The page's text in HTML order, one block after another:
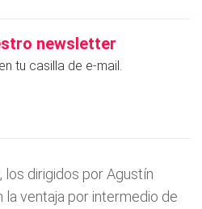
newsletter
tu casilla de e-mail.
los dirigidos por Agustín
la ventaja por intermedio de